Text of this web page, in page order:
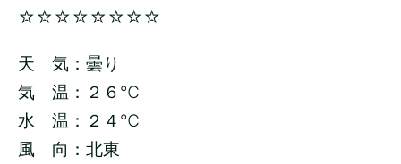
☆☆☆☆☆☆☆☆
天 気：曇り
気 温：２６ ℃
水 温：２４ ℃
風 向：北東